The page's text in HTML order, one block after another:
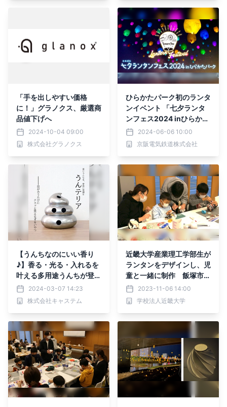
「手を出しやすい価格
に！」グラノクス、厳選商
品値下げへ
2024-10-04 09:00
株式会社グラノクス
ひらかたパーク初のランタ
ンイベント 「七夕ランタ
ンフェス2024 inひらかた
パーク」 開催
2024-06-06 10:00
京阪電気鉄道株式会社
【うんちなのにいい香り
♪】香る・光る・入れるを
叶える多用途うんちが登
場！2024-03-07 14:23
株式会社キャステム
近畿大学産業理工学部生が
ランタンをデザインし、児
童と一緒に制作 飯塚市主
催「エコLightナイト」で
省エネや温暖化防止につい
て考える
2023-11-06 14:00
学校法人近畿大学